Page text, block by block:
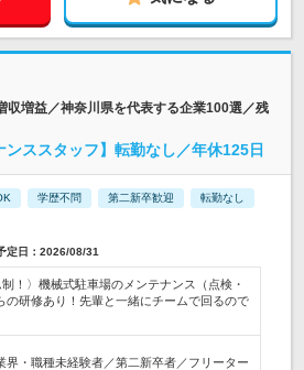
収増益／神奈川県を代表する企業100選／残
ススタッフ】転勤なし／年休125日
学歴不問 第二新卒歓迎 転勤なし
日：2026/08/31
制！〉機械式駐車場のメンテナンス（点検・
研修あり！先輩と一緒にチームで回るので
・職種未経験者／第二新卒者／フリーター